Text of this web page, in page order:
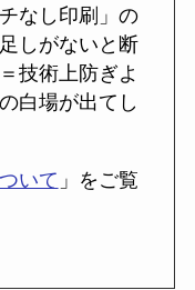
なし印刷」の
しがないと断
技術上防ぎよ
白場が出てし
いて 」をご覧